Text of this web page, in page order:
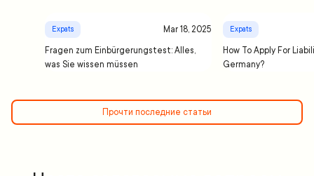
Expats Mar 18, 2025
Fragen zum Einbürgerungstest: Alles,
was Sie wissen müssen
Expats
How To Apply For
Germany?
Прочти последние статьи